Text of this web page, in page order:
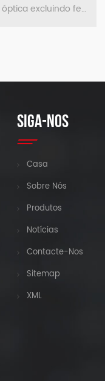
Precisão fibra óptica excluindo ferramenta capaz . Leve e compacto
SIGA-NOS
Casa
Sobre Nós
Produtos
Notícias
Contacte-Nos
Sitemap
XML